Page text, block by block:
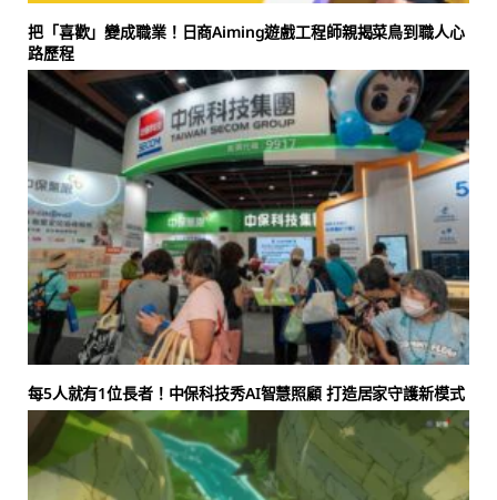
把「喜歡」變成職業！日商Aiming遊戲工程師親揭菜鳥到職人心
路歷程
每5人就有1位長者！中保科技秀AI智慧照顧 打造居家守護新模式